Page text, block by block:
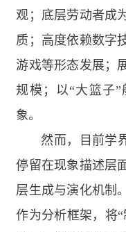
观；底层劳动者成
质；高度依赖数字
游戏等形态发展；
规模；以“大篮子
象。
然而，目前学
停留在现象描述层
层生成与演化机制
作为分析框架，将